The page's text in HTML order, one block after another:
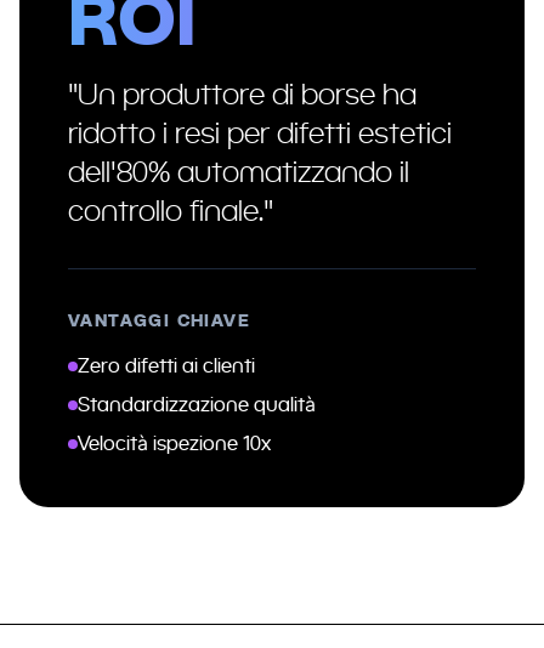
ROI
"Un produttore di borse ha
ridotto i resi per difetti estetici
dell'80% automatizzando il
controllo finale."
VANTAGGI CHIAVE
Zero difetti ai clienti
Standardizzazione qualità
Velocità ispezione 10x